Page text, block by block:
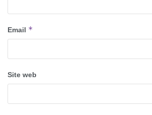
Email *
Site web